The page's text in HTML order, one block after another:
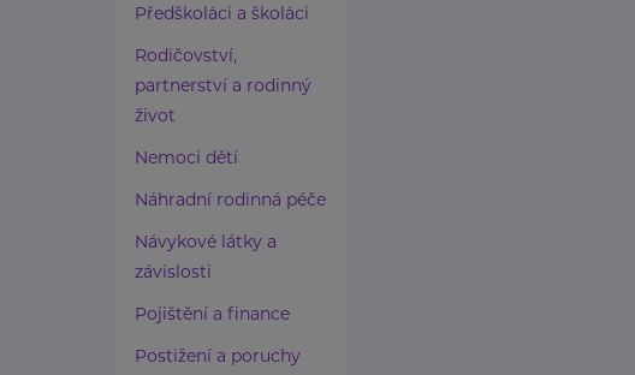
Předškoláci a školáci
Rodičovství,
partnerství a rodinný
život
Nemoci dětí
Náhradní rodinná péče
Návykové látky a
závislosti
Pojištění a finance
Postižení a poruchy